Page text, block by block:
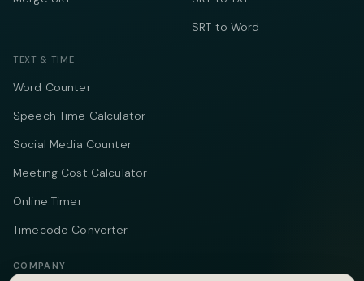
SRT to Word
TEXT & TIME
Word Counter
Speech Time Calculator
Social Media Counter
Meeting Cost Calculator
Online Timer
Timecode Converter
COMPANY